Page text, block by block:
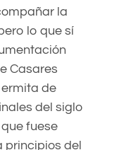
la
lo que sí
Casares
de
del siglo
fuese
principios del